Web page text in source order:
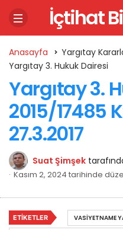
İçtihat
Anasayfa
Yargıtay
Yargıtay 3. Hukuk Dairesi
Yargıtay 3.
2015/17485
27.3.2017
Suat Şimşek
Kasım 2, 2024 tarihinde
ETIKETLER
VASIYETNAME